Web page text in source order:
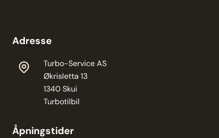
Adresse
Turbo-Service AS
Økrisletta 13
1340 Skui
Turbotilbil
Åpningstider